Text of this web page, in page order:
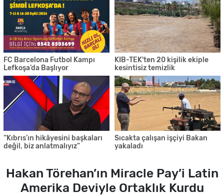
FC Barcelona Futbol Kampı
Lefkoşa’da Başlıyor
KIB-TEK'ten 20 kişilik ekiple
kesintisiz temizlik
“Kıbrıs’ın hikâyesini başkaları
değil, biz anlatmalıyız”
Sıcakta çalışan işçiyi Bakan
yakaladı
Hakan Törehan’ın Miracle Pay’i Latin
Amerika Deviyle Ortaklık Kurdu